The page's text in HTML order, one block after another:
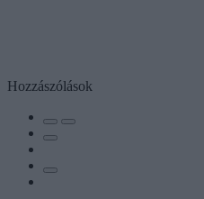
Hozzászólások